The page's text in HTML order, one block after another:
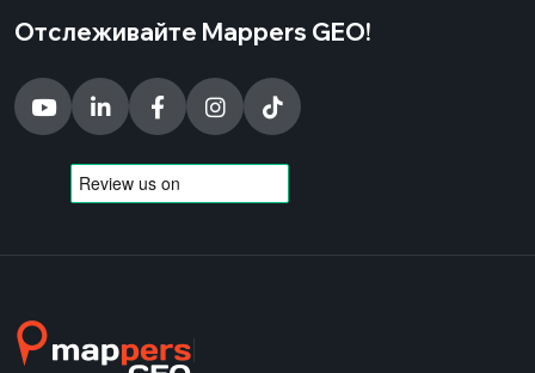
Отслеживайте Mappers GEO!